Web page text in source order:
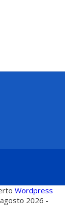
Wordpress
2026 -